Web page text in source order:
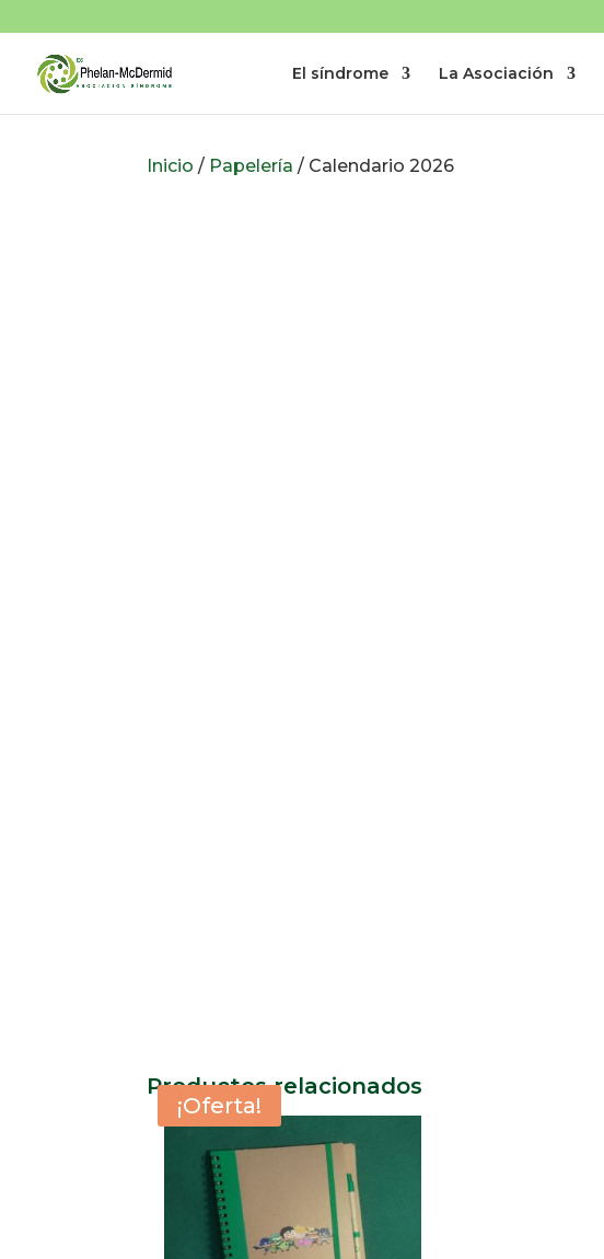
El síndrome La Asociación
Inicio / Papelería / Calendario 2026
Productos relacionados
¡Oferta!